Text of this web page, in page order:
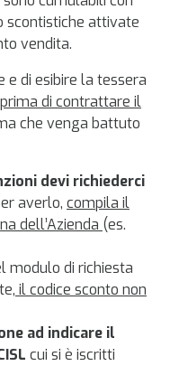
scontistiche attivate
vendita.
e di esibire la tessera
prima di contrattare il
che venga battuto
devi richiederci
averlo, compila il
dell’Azienda (es.
modulo di richiesta
il codice sconto non
ad indicare il
cui si è iscritti